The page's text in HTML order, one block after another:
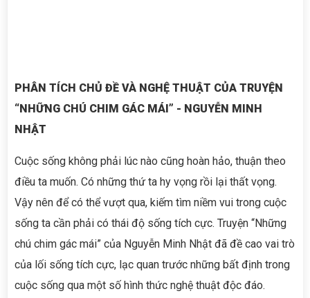
PHÂN TÍCH CHỦ ĐỀ VÀ NGHỆ THUẬT CỦA TRUYỆN
“NHỮNG CHÚ CHIM GÁC MÁI” - NGUYỄN MINH
NHẬT
Cuộc sống không phải lúc nào cũng hoàn hảo, thuận theo
điều ta muốn. Có những thứ ta hy vọng rồi lại thất vọng.
Vậy nên để có thể vượt qua, kiếm tìm niềm vui trong cuộc
sống ta cần phải có thái độ sống tích cực. Truyện “Những
chú chim gác mái” của Nguyễn Minh Nhật đã đề cao vai trò
của lối sống tích cực, lạc quan trước những bất định trong
cuộc sống qua một số hình thức nghệ thuật độc đáo.